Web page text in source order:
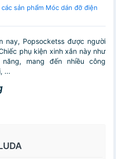
sản phẩm Móc dán đỡ điện
nay, Popsocketss được người
phụ kiện xinh xắn này như
mang đến nhiều công
...